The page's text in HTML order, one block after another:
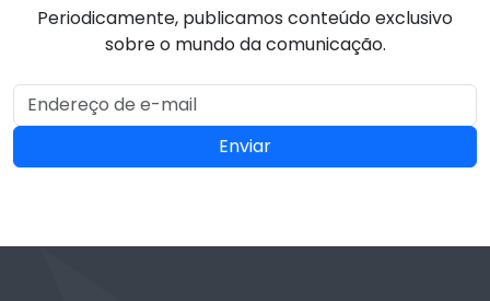
Periodicamente, publicamos conteúdo exclusivo
sobre o mundo da comunicação.
Enviar